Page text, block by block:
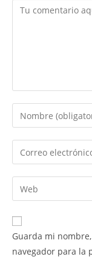
Comentario
Introduce
tu
nombre
de
usuario
para
comentar
Introduce
tu
dirección
de
electrónico
para
comentar
Introduce
la
URL
de
Guarda mi
navegador para la